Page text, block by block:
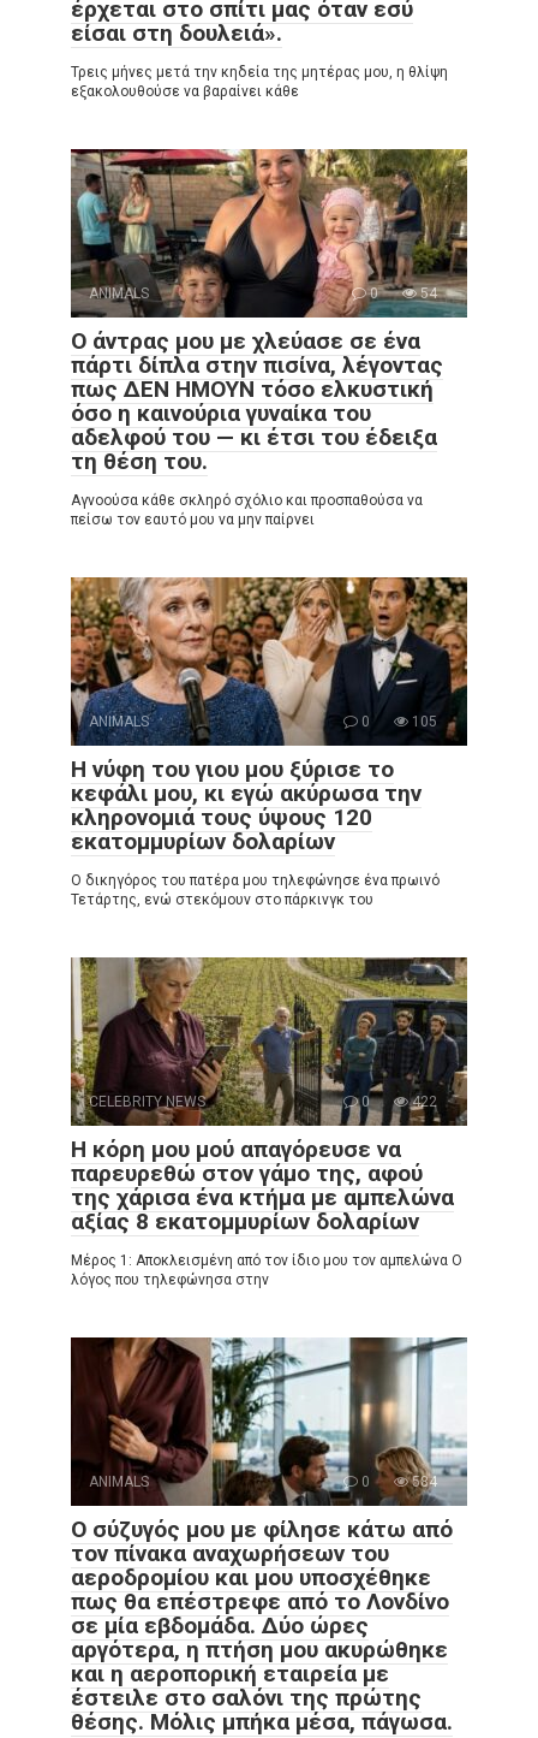
έρχεται στο σπίτι μας όταν εσύ
είσαι στη δουλειά».
Τρεις μήνες μετά την κηδεία της μητέρας μου, η θλίψη
εξακολουθούσε να βαραίνει κάθε
ANIMALS 0 54
Ο άντρας μου με χλεύασε σε ένα
πάρτι δίπλα στην πισίνα, λέγοντας
πως ΔΕΝ ΗΜΟΥΝ τόσο ελκυστική
όσο η καινούρια γυναίκα του
αδελφού του — κι έτσι του έδειξα
τη θέση του.
Αγνοούσα κάθε σκληρό σχόλιο και προσπαθούσα να
πείσω τον εαυτό μου να μην παίρνει
ANIMALS 0 105
Η νύφη του γιου μου ξύρισε το
κεφάλι μου, κι εγώ ακύρωσα την
κληρονομιά τους ύψους 120
εκατομμυρίων δολαρίων
Ο δικηγόρος του πατέρα μου τηλεφώνησε ένα πρωινό
Τετάρτης, ενώ στεκόμουν στο πάρκινγκ του
CELEBRITY NEWS 0 422
Η κόρη μου μού απαγόρευσε να
παρευρεθώ στον γάμο της, αφού
της χάρισα ένα κτήμα με αμπελώνα
αξίας 8 εκατομμυρίων δολαρίων
Μέρος 1: Αποκλεισμένη από τον ίδιο μου τον αμπελώνα Ο
λόγος που τηλεφώνησα στην
ANIMALS 0 584
Ο σύζυγός μου με φίλησε κάτω από
τον πίνακα αναχωρήσεων του
αεροδρομίου και μου υποσχέθηκε
πως θα επέστρεφε από το Λονδίνο
σε μία εβδομάδα. Δύο ώρες
αργότερα, η πτήση μου ακυρώθηκε
και η αεροπορική εταιρεία με
έστειλε στο σαλόνι της πρώτης
θέσης. Μόλις μπήκα μέσα, πάγωσα.